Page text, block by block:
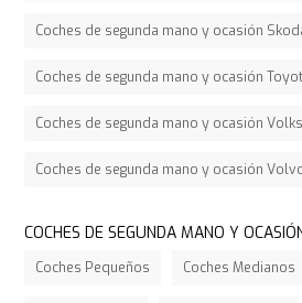
Coches de segunda mano y ocasión
Coches de segunda mano y ocasión
Coches de segunda mano y ocasión
Coches de segunda mano y ocasión
COCHES DE SEGUNDA MANO Y
Coches Pequeños Coches Medianos